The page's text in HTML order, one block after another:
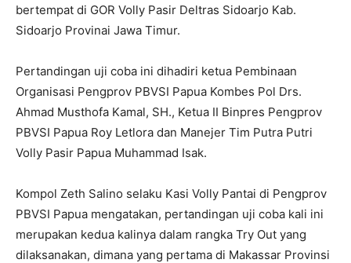
bertempat di GOR Volly Pasir Deltras Sidoarjo Kab.
Sidoarjo Provinai Jawa Timur.
Pertandingan uji coba ini dihadiri ketua Pembinaan
Organisasi Pengprov PBVSI Papua Kombes Pol Drs.
Ahmad Musthofa Kamal, SH., Ketua II Binpres Pengprov
PBVSI Papua Roy Letlora dan Manejer Tim Putra Putri
Volly Pasir Papua Muhammad Isak.
Kompol Zeth Salino selaku Kasi Volly Pantai di Pengprov
PBVSI Papua mengatakan, pertandingan uji coba kali ini
merupakan kedua kalinya dalam rangka Try Out yang
dilaksanakan, dimana yang pertama di Makassar Provinsi